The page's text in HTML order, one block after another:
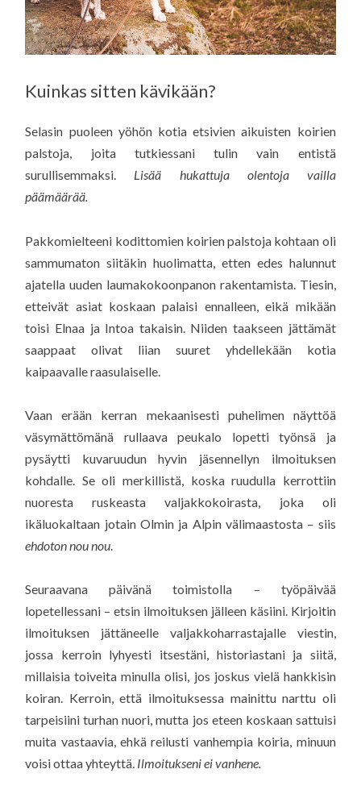
Kuinkas sitten kävikään?
Selasin puoleen yöhön kotia etsivien aikuisten koirien
palstoja, joita tutkiessani tulin vain entistä
surullisemmaksi. Lisää hukattuja olentoja vailla
päämäärää.
Pakkomielteeni kodittomien koirien palstoja kohtaan oli
sammumaton siitäkin huolimatta, etten edes halunnut
ajatella uuden laumakokoonpanon rakentamista. Tiesin,
etteivät asiat koskaan palaisi ennalleen, eikä mikään
toisi Elnaa ja Intoa takaisin. Niiden taakseen jättämät
saappaat olivat liian suuret yhdellekään kotia
kaipaavalle raasulaiselle.
Vaan erään kerran mekaanisesti puhelimen näyttöä
väsymättömänä rullaava peukalo lopetti työnsä ja
pysäytti kuvaruudun hyvin jäsennellyn ilmoituksen
kohdalle. Se oli merkillistä, koska ruudulla kerrottiin
nuoresta ruskeasta valjakkokoirasta, joka oli
ikäluokaltaan jotain Olmin ja Alpin välimaastosta – siis
ehdoton nou nou
Seuraavana päivänä toimistolla – työpäivää
lopetellessani – etsin ilmoituksen jälleen käsiini. Kirjoitin
ilmoituksen jättäneelle valjakkoharrastajalle viestin,
jossa kerroin lyhyesti itsestäni, historiastani ja siitä,
millaisia toiveita minulla olisi, jos joskus vielä hankkisin
koiran. Kerroin, että ilmoituksessa mainittu narttu oli
tarpeisiini turhan nuori, mutta jos eteen koskaan sattuisi
muita vastaavia, ehkä reilusti vanhempia koiria, minuun
voisi ottaa yhteyttä. Ilmoitukseni ei vanhene.